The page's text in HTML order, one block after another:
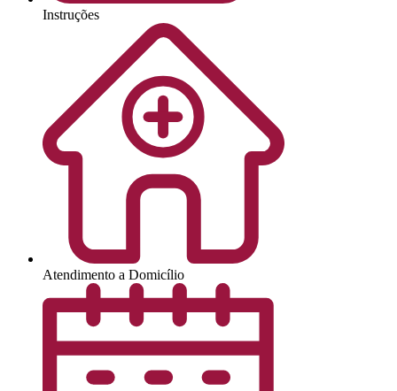
Instruções
Atendimento a Domicílio